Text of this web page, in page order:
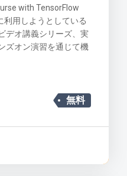
with TensorFlow
利用しようとしている
デオ講義シリーズ、実
ズオン演習を通じて機
無料